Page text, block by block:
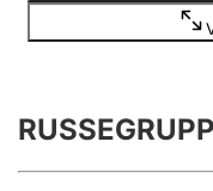
Årsregnskap
Innsending og